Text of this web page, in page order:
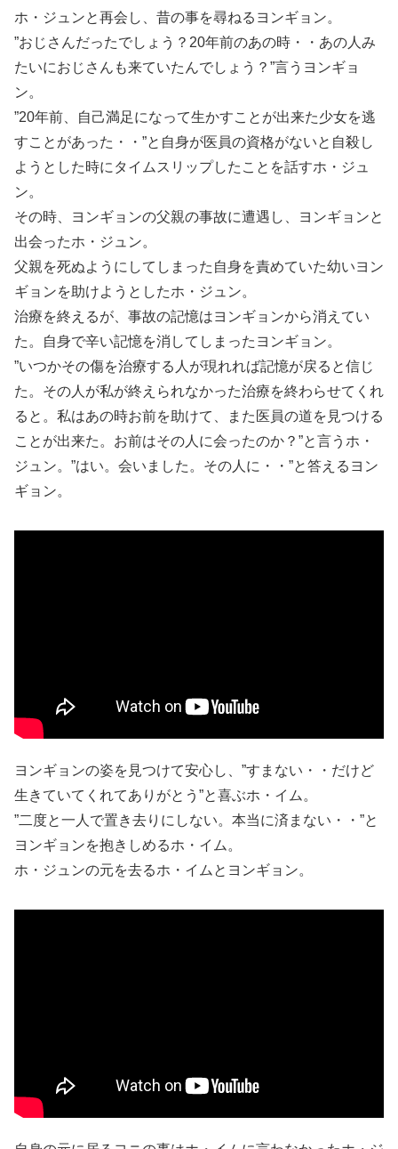
ホ・ジュンと再会し、昔の事を尋ねるヨンギョン。
”おじさんだったでしょう？20年前のあの時・・あの人み
たいにおじさんも来ていたんでしょう？”言うヨンギョ
ン。
”20年前、自己満足になって生かすことが出来た少女を逃
すことがあった・・”と自身が医員の資格がないと自殺し
ようとした時にタイムスリップしたことを話すホ・ジュ
ン。
その時、ヨンギョンの父親の事故に遭遇し、ヨンギョンと
出会ったホ・ジュン。
父親を死ぬようにしてしまった自身を責めていた幼いヨン
ギョンを助けようとしたホ・ジュン。
治療を終えるが、事故の記憶はヨンギョンから消えてい
た。自身で辛い記憶を消してしまったヨンギョン。
”いつかその傷を治療する人が現れれば記憶が戻ると信じ
た。その人が私が終えられなかった治療を終わらせてくれ
ると。私はあの時お前を助けて、また医員の道を見つける
ことが出来た。お前はその人に会ったのか？”と言うホ・
ジュン。”はい。会いました。その人に・・”と答えるヨン
ギョン。
ヨンギョンの姿を見つけて安心し、”すまない・・だけど
生きていてくれてありがとう”と喜ぶホ・イム。
”二度と一人で置き去りにしない。本当に済まない・・”と
ヨンギョンを抱きしめるホ・イム。
ホ・ジュンの元を去るホ・イムとヨンギョン。